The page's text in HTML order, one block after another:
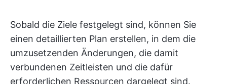
Sobald die Ziele festgelegt sind, können Sie
einen detaillierten Plan erstellen, in dem die
umzusetzenden Änderungen, die damit
verbundenen Zeitleisten und die dafür
erforderlichen Ressourcen dargelegt sind.